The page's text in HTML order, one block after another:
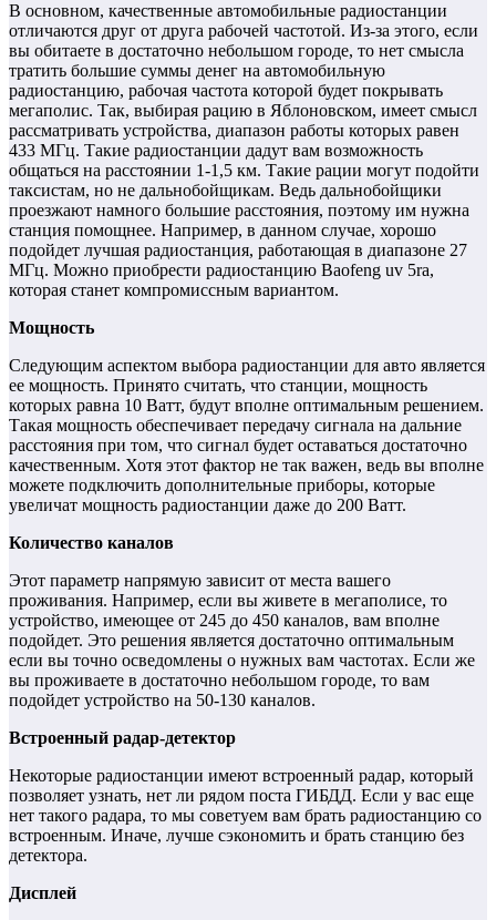
В основном, качественные автомобильные радиостанции
отличаются друг от друга рабочей частотой. Из-за этого, если
вы обитаете в достаточно небольшом городе, то нет смысла
тратить большие суммы денег на автомобильную
радиостанцию, рабочая частота которой будет покрывать
мегаполис. Так, выбирая рацию в Яблоновском, имеет смысл
рассматривать устройства, диапазон работы которых равен
433 МГц. Такие радиостанции дадут вам возможность
общаться на расстоянии 1-1,5 км. Такие рации могут подойти
таксистам, но не дальнобойщикам. Ведь дальнобойщики
проезжают намного большие расстояния, поэтому им нужна
станция помощнее. Например, в данном случае, хорошо
подойдет лучшая радиостанция, работающая в диапазоне 27
МГц. Можно приобрести радиостанцию Baofeng uv 5ra,
которая станет компромиссным вариантом.
Мощность
Следующим аспектом выбора радиостанции для авто является
ее мощность. Принято считать, что станции, мощность
которых равна 10 Ватт, будут вполне оптимальным решением.
Такая мощность обеспечивает передачу сигнала на дальние
расстояния при том, что сигнал будет оставаться достаточно
качественным. Хотя этот фактор не так важен, ведь вы вполне
можете подключить дополнительные приборы, которые
увеличат мощность радиостанции даже до 200 Ватт.
Количество каналов
Этот параметр напрямую зависит от места вашего
проживания. Например, если вы живете в мегаполисе, то
устройство, имеющее от 245 до 450 каналов, вам вполне
подойдет. Это решения является достаточно оптимальным
если вы точно осведомлены о нужных вам частотах. Если же
вы проживаете в достаточно небольшом городе, то вам
подойдет устройство на 50-130 каналов.
Встроенный радар-детектор
Некоторые радиостанции имеют встроенный радар, который
позволяет узнать, нет ли рядом поста ГИБДД. Если у вас еще
нет такого радара, то мы советуем вам брать радиостанцию со
встроенным. Иначе, лучше сэкономить и брать станцию без
детектора.
Дисплей